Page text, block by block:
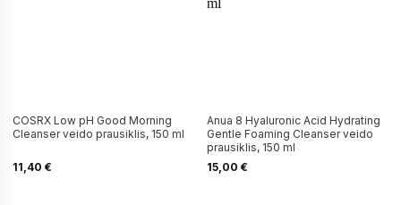
COSRX Low pH Good Morning
Cleanser veido prausiklis, 150 ml
11,40 €
Anua 8 Hyaluronic Acid Hydrating
Gentle Foaming Cleanser veido
prausiklis, 150 ml
15,00 €